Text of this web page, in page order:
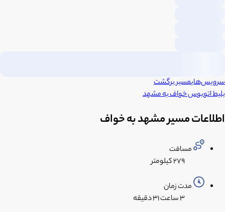
سرویس‌هایمسیر برگشت
بلیط اتوبوسخوافبهمشهد
اطلاعات مسیر مشهد به خواف
مسافت
۲۷۹ کیلومتر
مدت زمان
۳ ساعت
۳۱ دقیقه